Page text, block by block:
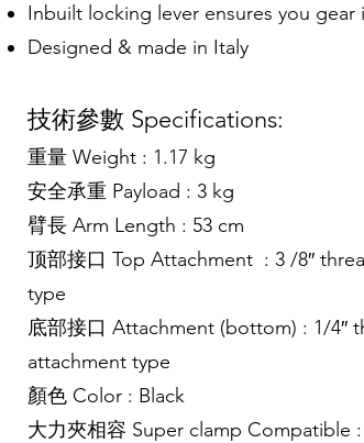
Inbuilt locking lever ensures you gear
Designed & made in Italy
技術參數 Specifications:
重量 Weight : 1.17 kg
安全承重 Payload : 3 kg
臂長 Arm Length : 53 cm
顶部接口 Top Attachment : 3 /8″
type
底部接口 Attachment (bottom) : 1/4″
attachment type
顏色 Color : Black
大力夾相容 Super clamp Compatible :